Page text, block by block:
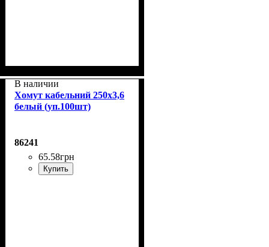
В наличии
Хомут кабельний 250x3,6
белый (уп.100шт)
86241
65.58грн
Купить